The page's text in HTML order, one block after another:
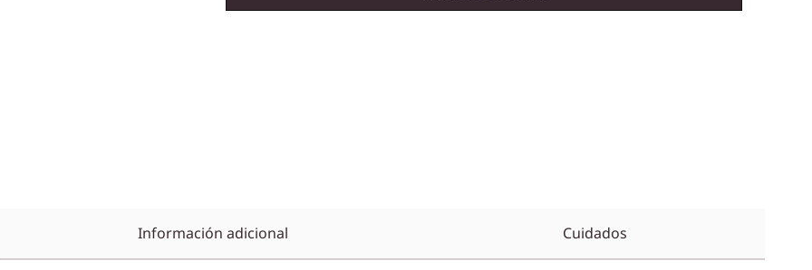
Información adicional Cuidados